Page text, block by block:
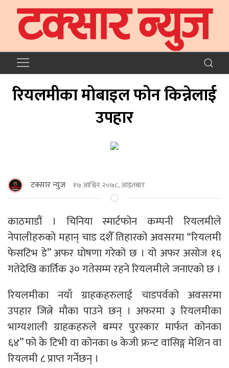
रियलमीका मोबाइल फोन किन्नेलाई
उपहार
टक्सार न्युज १७ आश्विन २०७८, आइतबार
काठमाडौं । चिनिया स्मार्टफोन कम्पनी रियलमीले
नेपालीहरुको महान् चाड दशैँ तिहारको अवसरमा “रियलमी
फेसटिभ डे” अफर घोषणा गरेको छ । यो अफर असोज १६
गतेदेखि कार्तिक ३० गतेसम्म रहने रियलमीले जनाएको छ ।
रियलमीका नयाँ ग्राहकहरुलाई चाडपर्वको अवसरमा
उपहार जित्ने मौका पाउने छन् । अफरमा ३ रियलमीका
भाग्यशाली ग्राहकहरुले बम्पर पुरस्कार मार्फत कोनका
६४” फो के टिभी वा कोनका ७ केजी फ्रन्ट वासिङ्ग मेशिन वा
रियलमी ८ प्राप्त गर्नेछन् ।